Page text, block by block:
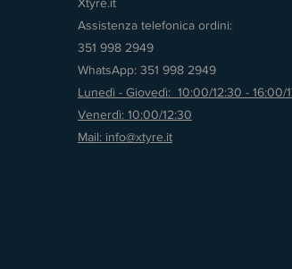
Assistenza telefonica ordini:
351 998 2949
WhatsApp: 351 998 2949
Lunedì - Giovedì: 10:00/12:30 - 16:00/
Venerdì: 10:00/12:30
Mail: info@xtyre.it